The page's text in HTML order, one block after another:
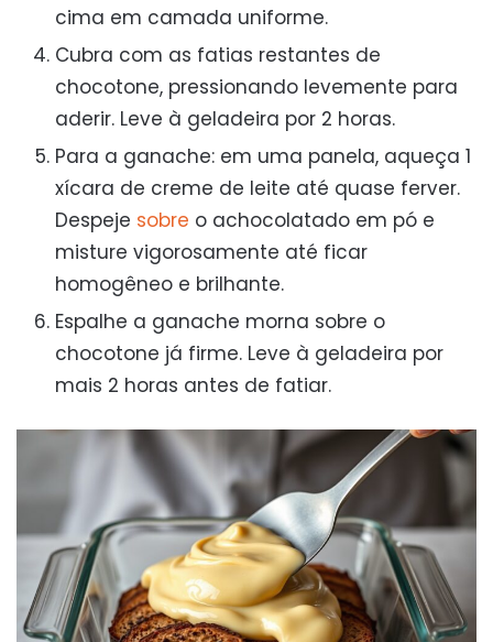
cima em camada uniforme.
Cubra com as fatias restantes de
chocotone, pressionando levemente para
aderir. Leve à geladeira por 2 horas.
Para a ganache: em uma panela, aqueça 1
xícara de creme de leite até quase ferver.
Despeje sobre o achocolatado em pó e
misture vigorosamente até ficar
homogêneo e brilhante.
Espalhe a ganache morna sobre o
chocotone já firme. Leve à geladeira por
mais 2 horas antes de fatiar.